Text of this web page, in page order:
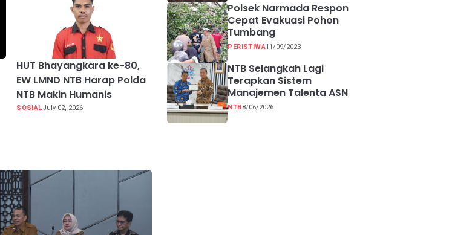
HUT Bhayangkara ke-80,
EW LMND NTB Harap Polda
NTB Makin Humanis
SOSIALJuly 02, 2026
Polsek Narmada Respon
Cepat Evakuasi Pohon
Tumbang
PERISTIWA11/09/2023
NTB Selangkah Lagi
Terapkan Sistem
Manajemen Talenta ASN
NTB8/06/2026